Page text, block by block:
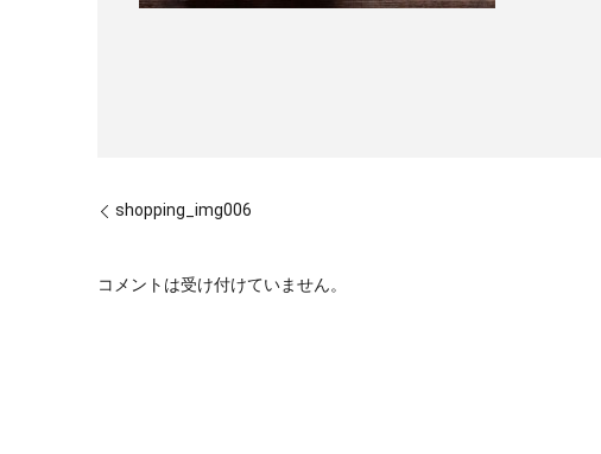
shopping_img006
コメントは受け付けていません。